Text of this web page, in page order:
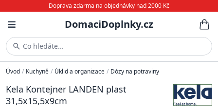
Doprava zdarma na objednávky nad 2000 Kč
DomaciDoplnky.cz
Co hledáte...
Úvod / Kuchyně / Úklid a organizace / Dózy na potraviny
Kela Kontejner LANDEN plast
31,5x15,5x9cm